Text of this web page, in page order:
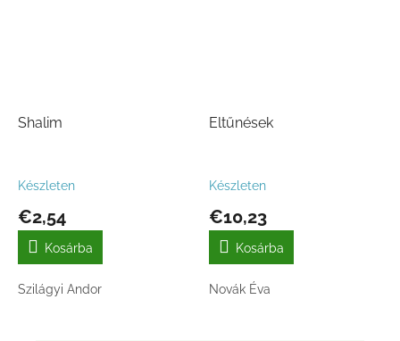
Shalim
Készleten
€2,54
Kosárba
Szilágyi Andor
Eltűnések
Készleten
€10,23
Kosárba
Novák Éva